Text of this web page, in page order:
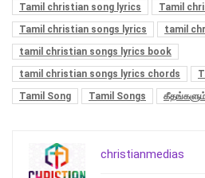
Tamil christian song lyrics
Tamil
Tamil christian songs lyrics
tamil
tamil christian songs lyrics book
tamil christian songs lyrics chords
Tamil Song
Tamil Songs
christianmedias